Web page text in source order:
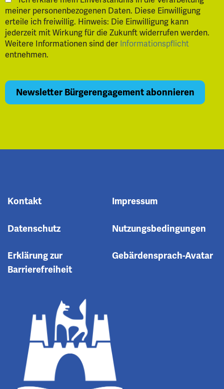
meiner personenbezogenen Daten. Diese Einwilligung
erteile ich freiwillig. Hinweis: Die Einwilligung kann
jederzeit mit Wirkung für die Zukunft widerrufen werden.
Weitere Informationen sind der Informationspflicht
entnehmen.
Kontakt Impressum
Datenschutz Nutzungsbedingungen
Erklärung zur
Barrierefreiheit
Gebärdensprach-Avatar